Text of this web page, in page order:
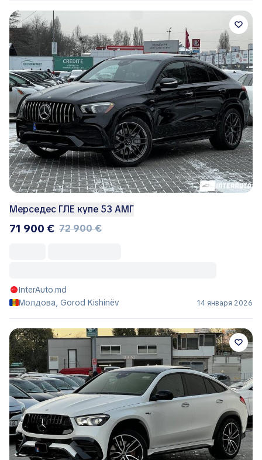
Мерседес ГЛЕ купе 53 АМГ
71 900 € 72 900 €
InterAuto.md
Молдова, Gorod Kishinëv
14 января 2026